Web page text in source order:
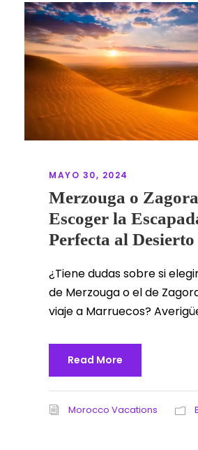
MAYO 30, 2024
Merzouga o
Escoger la
Perfecta al Desierto
¿Tiene dudas sobre si
de Merzouga o el de
viaje a Marruecos?
Read More
Morocco Vacations